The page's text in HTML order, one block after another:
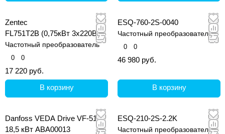
Zentec
FL751T2B (0,75кВт 3х220В)
Частотный преобразователь
0 0
17 220 руб.
В корзину
ESQ-760-2S-0040
Частотный преобразователь
0 0
46 980 руб.
В корзину
Danfoss VEDA Drive VF-51
18,5 кВт ABA00013
ESQ-210-2S-2.2K
Частотный преобразователь